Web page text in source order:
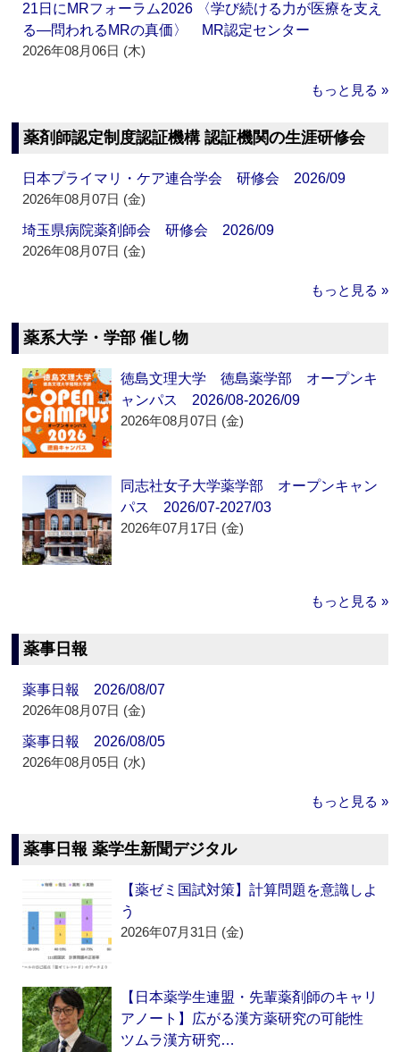
21日にMRフォーラム2026 〈学び続ける力が医療を支え
る―問われるMRの真価〉 MR認定センター
2026年08月06日 (木)
もっと見る »
薬剤師認定制度認証機構 認証機関の生涯研修会
日本プライマリ・ケア連合学会 研修会 2026/09
2026年08月07日 (金)
埼玉県病院薬剤師会 研修会 2026/09
2026年08月07日 (金)
もっと見る »
薬系大学・学部 催し物
徳島文理大学 徳島薬学部 オープンキ
ャンパス 2026/08-2026/09
2026年08月07日 (金)
同志社女子大学薬学部 オープンキャン
パス 2026/07-2027/03
2026年07月17日 (金)
もっと見る »
薬事日報
薬事日報 2026/08/07
2026年08月07日 (金)
薬事日報 2026/08/05
2026年08月05日 (水)
もっと見る »
薬事日報 薬学生新聞デジタル
【薬ゼミ国試対策】計算問題を意識しよ
う
2026年07月31日 (金)
【日本薬学生連盟・先輩薬剤師のキャリ
アノート】広がる漢方薬研究の可能性
ツムラ漢方研究…